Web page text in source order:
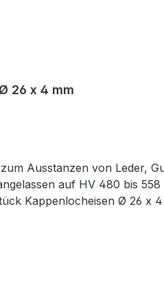
Kappenlocheisen - Langloch Ø 26 x 4 mm
Ausstanzen von Leder,
auf HV 480 bis
Kappenlocheisen Ø 26 x